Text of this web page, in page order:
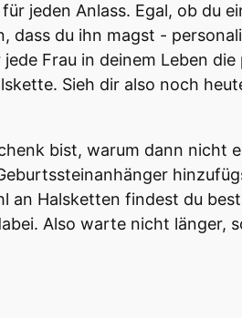
jeden Anlass. Egal, ob du
dass du ihn magst -
Frau in deinem Leben
Sieh dir also noch
bist, warum dann nicht
Halsketten findest du
Also warte nicht länger,